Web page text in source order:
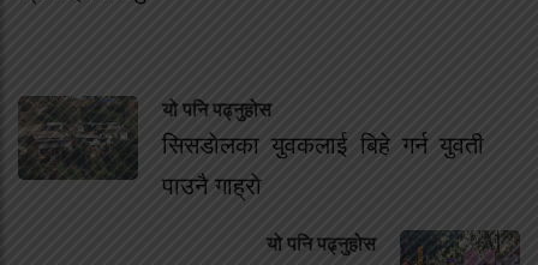
यो पनि पढ्नुहोस
सिसडाेलका युवकलाई बिहे गर्न युवती
पाउनै गाह्राे
यो पनि पढ्नुहोस